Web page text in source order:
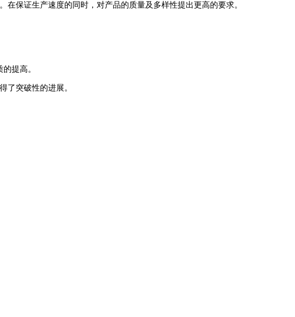
保证生产速度的同时，对产品的质量及多样性提出更高的要求。
提高。
了突破性的进展。